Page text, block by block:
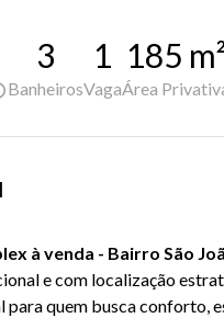
3
Banheiros
1
Vaga
185 m²
Área
à venda - Bairro São
e com localização
para quem busca conforto,